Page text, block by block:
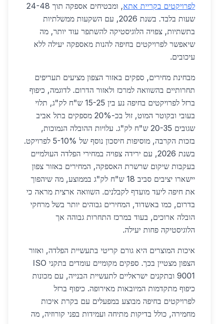
לפרויקטים בקריית אתא
, ומבטיחים אספקה תוך 24-48
שעות בלבד. בשנת 2026, עם השקעות ממשלתיות
בתשתיות, צפויה הלוגיסטיקה להשתפר עוד יותר, מה
שיאפשר לפרויקטים בחיפה להנות מאספקה יעילה ללא
עיכובים.
מבחינת מחירים, ספקים באזור הצפון מציעים תעריפים
תחרותיים בהשוואה למרכז ולאזור הדרום. לדוגמה, כיפוף
ברזל לפרויקטים בחיפה נע בין 15-25 ש"ח לק"ג, תלוי
בעובי ובקוטר המוט, זול בכ-20% מספקים בתל אביב
שגובים 20-35 ש"ח לק"ג. עלויות ההובלה הנמוכות,
בזכות הקרבה, מוסיפות חיסכון נוסף של 5-10% לפרויקט.
בשנת 2026, עם ירידה צפויה במחירי הפלדה העולמיים
בעקבות שיקום שרשרת האספקה, המחירים באזור צפון
יישארו יציבים סביב 18 ש"ח לק"ג בממוצע, מה שיהפוך
את חיפה ליעד מועדף לקבלנים. השוואה ארצית מראה כי
בדרום, כמו באשדוד, המחירים גבוהים יותר בשל מרחקי
הובלה ארוכים, בעוד במרכז התחרות גבוהה אך
הלוגיסטיקה פחות יעילה.
איכות המוצרים היא גורם קריטי בתעשיית הפלדה, ואזור
הצפון מצטיין בכך. ספקים מקומיים עומדים בתקני ISO
9001 ובתקנים ישראליים לתעשיית הבנייה, עם מכונות
כיפוף מתקדמות המיובאות מאירופה. כיפוף ברזל
לפרויקטים בחיפה מבוצע במפעלים עם בקרת איכות
מחמירה, כולל בדיקות מתיחה ועמידות בפני קורוזיה, מה